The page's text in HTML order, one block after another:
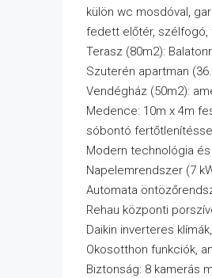
külön wc mosdóval,
fedett előtér, szélfogó,
Terasz (80m2):
Szuterén apartman
Vendégház (50m2):
Medence: 10m x 4m
sóbontó
Modern technológia
Napelemrendszer (7
Automata
Rehau központi
Daikin inverteres
Okosotthon funkciók,
Biztonság: 8 kamerás